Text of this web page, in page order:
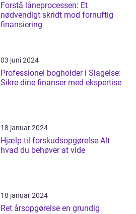
Forstå låneprocessen: Et
nødvendigt skridt mod fornuftig
finansiering
03 juni 2024
Professionel bogholder i Slagelse:
Sikre dine finanser med ekspertise
18 januar 2024
Hjælp til forskudsopgørelse Alt
hvad du behøver at vide
18 januar 2024
Ret årsopgørelse en grundig